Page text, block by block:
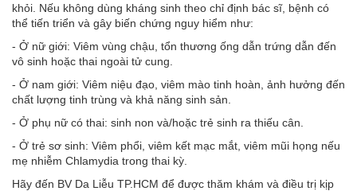
khỏi. Nếu không dùng kháng sinh theo chỉ định bác sĩ, bệnh có
thể tiến triển và gây biến chứng nguy hiểm như:
- Ở nữ giới: Viêm vùng chậu, tổn thương ống dẫn trứng dẫn đến
vô sinh hoặc thai ngoài tử cung.
- Ở nam giới: Viêm niệu đạo, viêm mào tinh hoàn, ảnh hưởng đến
chất lượng tinh trùng và khả năng sinh sản.
- Ở phụ nữ có thai: sinh non và/hoặc trẻ sinh ra thiếu cân.
- Ở trẻ sơ sinh: Viêm phổi, viêm kết mạc mắt, viêm mũi họng nếu
mẹ nhiễm Chlamydia trong thai kỳ.
Hãy đến BV Da Liễu TP.HCM để được thăm khám và điều trị kịp